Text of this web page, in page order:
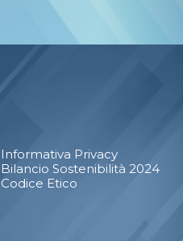
Informativa Privacy
Bilancio Sostenibilità 2024
Codice Etico